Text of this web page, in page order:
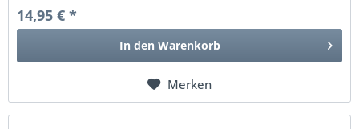
14,95 € *
In den Warenkorb
Merken